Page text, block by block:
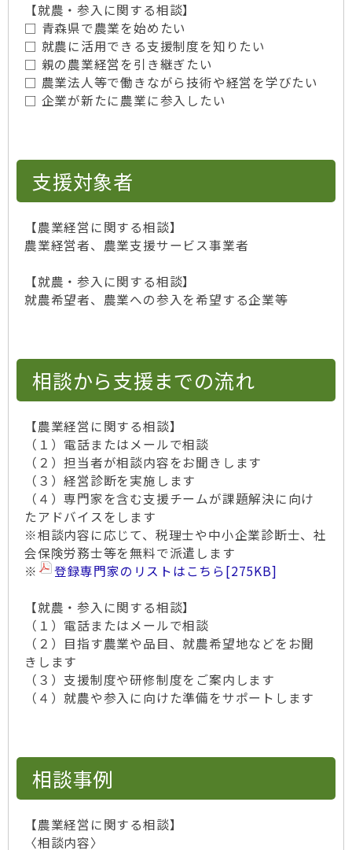
【就農・参入に関する相談】
□ 青森県で農業を始めたい
□ 就農に活用できる支援制度を知りたい
□ 親の農業経営を引き継ぎたい
□ 農業法人等で働きながら技術や経営を学びたい
□ 企業が新たに農業に参入したい
支援対象者
【農業経営に関する相談】
農業経営者、農業支援サービス事業者
【就農・参入に関する相談】
就農希望者、農業への参入を希望する企業等
相談から支援までの流れ
【農業経営に関する相談】
（１）電話またはメールで相談
（２）担当者が相談内容をお聞きします
（３）経営診断を実施します
（４）専門家を含む支援チームが課題解決に向け
たアドバイスをします
※相談内容に応じて、税理士や中小企業診断士、社
会保険労務士等を無料で派遣します
※
登録専門家のリストはこちら[275KB]
【就農・参入に関する相談】
（１）電話またはメールで相談
（２）目指す農業や品目、就農希望地などをお聞
きします
（３）支援制度や研修制度をご案内します
（４）就農や参入に向けた準備をサポートします
相談事例
【農業経営に関する相談】
〈相談内容〉